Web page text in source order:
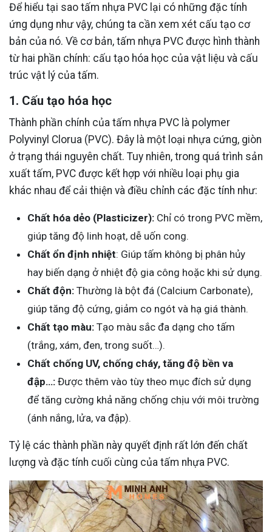
Để hiểu tại sao tấm nhựa PVC lại có những đặc tính
ứng dụng như vậy, chúng ta cần xem xét cấu tạo cơ
bản của nó. Về cơ bản, tấm nhựa PVC được hình thành
từ hai phần chính: cấu tạo hóa học của vật liệu và cấu
trúc vật lý của tấm.
1. Cấu tạo hóa học
Thành phần chính của tấm nhựa PVC là polymer
Polyvinyl Clorua (PVC). Đây là một loại nhựa cứng, giòn
ở trạng thái nguyên chất. Tuy nhiên, trong quá trình sản
xuất tấm, PVC được kết hợp với nhiều loại phụ gia
khác nhau để cải thiện và điều chỉnh các đặc tính như:
Chất hóa dẻo (Plasticizer): Chỉ có trong PVC mềm,
giúp tăng độ linh hoạt, dễ uốn cong.
Chất ổn định nhiệt: Giúp tấm không bị phân hủy
hay biến dạng ở nhiệt độ gia công hoặc khi sử dụng.
Chất độn: Thường là bột đá (Calcium Carbonate),
giúp tăng độ cứng, giảm co ngót và hạ giá thành.
Chất tạo màu: Tạo màu sắc đa dạng cho tấm
(trắng, xám, đen, trong suốt…).
Chất chống UV, chống cháy, tăng độ bền va
đập…: Được thêm vào tùy theo mục đích sử dụng
để tăng cường khả năng chống chịu với môi trường
(ánh nắng, lửa, va đập).
Tỷ lệ các thành phần này quyết định rất lớn đến chất
lượng và đặc tính cuối cùng của tấm nhựa PVC.